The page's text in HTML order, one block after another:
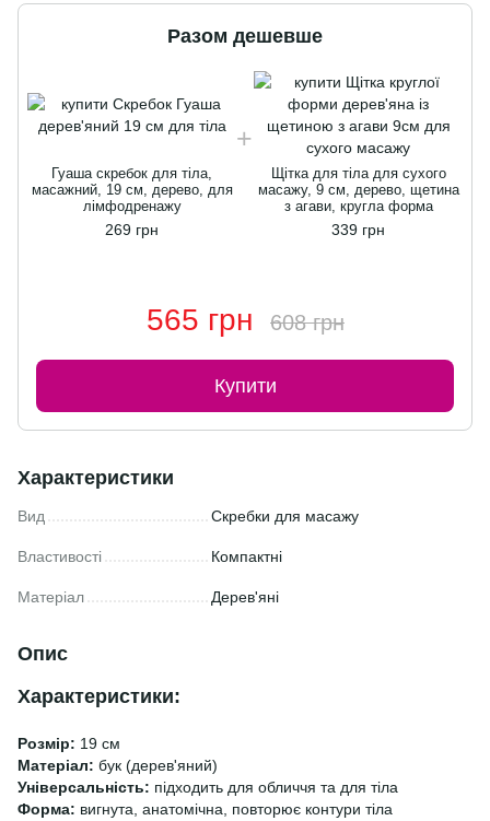
Разом дешевше
Гуаша скребок для тіла,
масажний, 19 см, дерево, для
лімфодренажу
269 грн
Щітка для тіла для сухого
масажу, 9 см, дерево, щетина
з агави, кругла форма
339 грн
565 грн 608 грн
Купити
Характеристики
Вид Скребки для масажу
Властивості Компактні
Матеріал Дерев'яні
Опис
Характеристики:
Розмір: 19 см
Матеріал: бук (дерев'яний)
Універсальність: підходить для обличчя та для тіла
Форма: вигнута, анатомічна, повторює контури тіла